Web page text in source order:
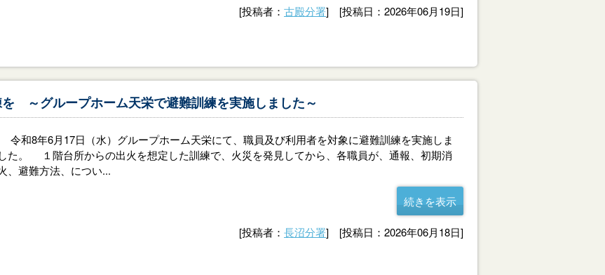
[投稿者： 古殿分署] [投稿日：2026年06月19日]
～グループホーム天栄で避難訓練を実施しました～
令和8年6月17日（水）グループホーム天栄にて、職員及び利用者を対象に避難訓練を実施しま
した。 １階台所からの出火を想定した訓練で、火災を発見してから、各職員が、通報、初期消
、避難方法、につい...
続きを表示
[投稿者： 長沼分署] [投稿日：2026年06月18日]